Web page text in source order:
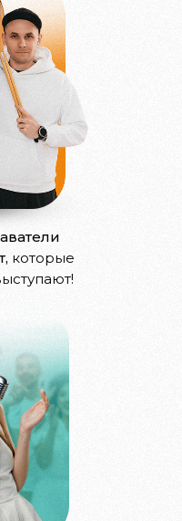
которые